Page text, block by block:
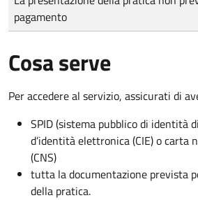
pagamento
Cosa serve
Per accedere al servizio, assicurati di
SPID (sistema pubblico di identità
d’identità elettronica (CIE) o carta
(CNS)
tutta la documentazione prevista
della pratica.